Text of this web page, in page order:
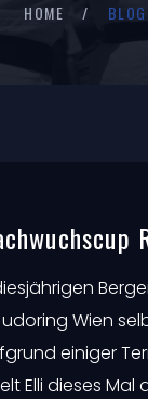
HOME BLOG
Wien
einiger
Elli dieses Mal